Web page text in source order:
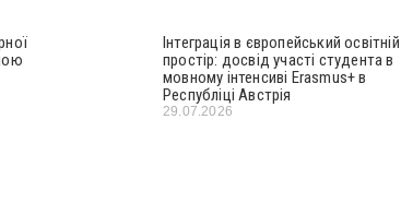
Інтеграція в європейський освітній
простір: досвід участі студента в
мовному інтенсиві Erasmus+ в
Республіці Австрія
29.07.2026